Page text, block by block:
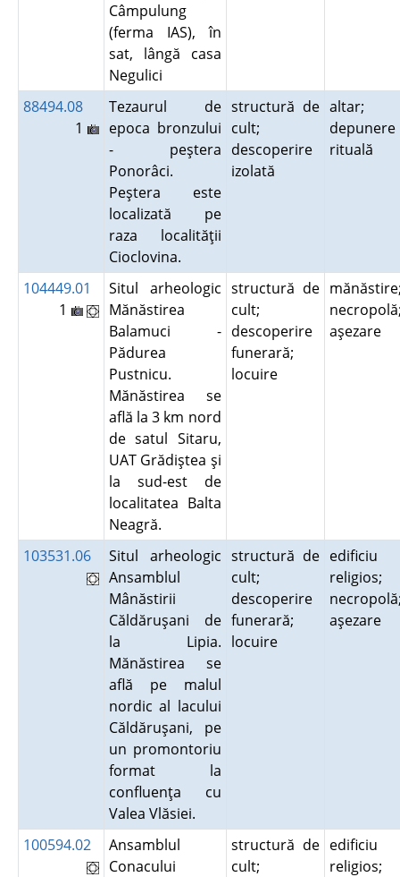
Câmpulung
(ferma IAS), în
sat, lângă casa
Negulici
88494.08
1
Tezaurul de
epoca bronzului
- peştera
Ponorâci.
Peştera este
localizată pe
raza localităţii
Cioclovina.
structură de
cult;
descoperire
izolată
altar;
depunere
rituală
104449.01
1
Situl arheologic
Mănăstirea
Balamuci -
Pădurea
Pustnicu.
Mănăstirea se
află la 3 km nord
de satul Sitaru,
UAT Grădiştea şi
la sud-est de
localitatea Balta
Neagră.
structură de
cult;
descoperire
funerară;
locuire
aşezare
103531.06
Situl arheologic
Ansamblul
Mânăstirii
Căldăruşani de
la Lipia.
Mănăstirea se
află pe malul
nordic al lacului
Căldăruşani, pe
un promontoriu
format la
confluenţa cu
Valea Vlăsiei.
structură de
cult;
descoperire
funerară;
locuire
edificiu
religios;
aşezare
100594.02
Ansamblul
Conacului
structură de
cult;
edificiu
religios;